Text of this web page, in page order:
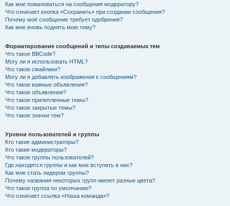
Как мне пожаловаться на сообщения модератору?
Что означает кнопка «Сохранить» при создании сообщения?
Почему моё сообщение требует одобрения?
Как мне вновь поднять мою тему?
Форматирование сообщений и типы создаваемых тем
Что такое BBCode?
Могу ли я использовать HTML?
Что такое смайлики?
Могу ли я добавлять изображения к сообщениям?
Что такое важные объявления?
Что такое объявления?
Что такое прилепленные темы?
Что такое закрытые темы?
Что такое значки тем?
Уровни пользователей и группы
Кто такие администраторы?
Кто такие модераторы?
Что такое группы пользователей?
Где находятся группы и как мне вступить в них?
Как мне стать лидером группы?
Почему названия некоторых групп имеют разные цвета?
Что такое группа по умолчанию?
Что означает ссылка «Наша команда»?